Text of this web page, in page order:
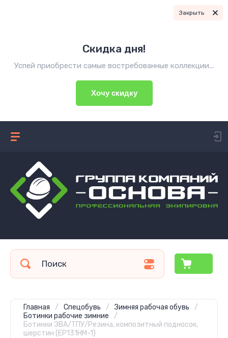
Скидка дня!
Успей приобрести самые востребованные коллекции...
Хочу скидку
Закрыть
Главная / Спецобувь / Зимняя рабочая обувь
/
Ботинки рабочие зимние
/
Ботинки ЭВА/ТПУ/Резина, композитный подносок,
шерстин (EP131HM-1)